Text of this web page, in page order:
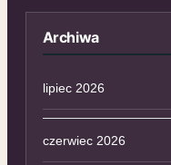
Archiwa
lipiec 2026
czerwiec 2026